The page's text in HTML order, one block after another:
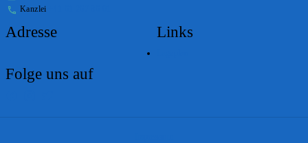
Kanzlei
Adresse Links
Folge uns auf